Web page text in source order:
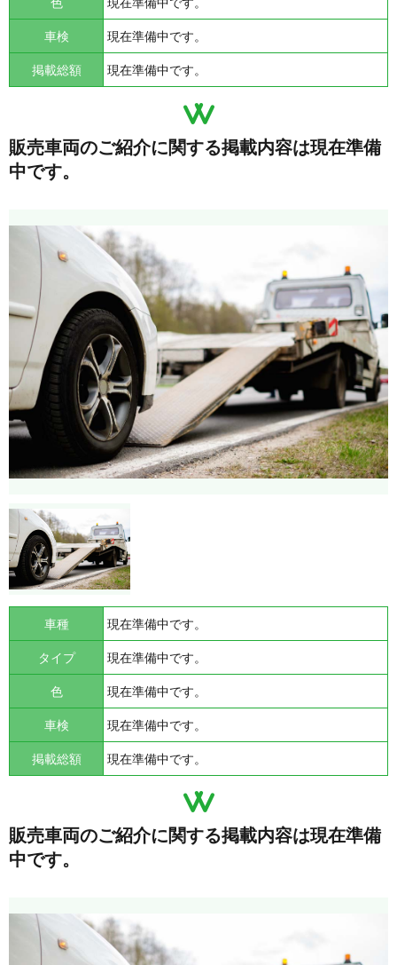
車検 現在準備中です。
掲載総額 現在準備中です。
販売車両のご紹介に関する掲載内容は現在準備
中です。
車種 現在準備中です。
タイプ 現在準備中です。
色 現在準備中です。
車検 現在準備中です。
掲載総額 現在準備中です。
販売車両のご紹介に関する掲載内容は現在準備
中です。